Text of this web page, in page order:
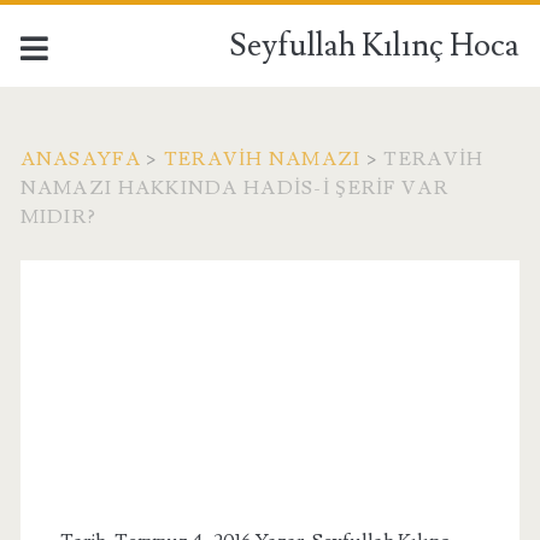
Seyfullah Kılınç Hoca
ANASAYFA > TERAVIH NAMAZI > TERAVIH
NAMAZI HAKKINDA HADIS-I ŞERIF VAR
MIDIR?